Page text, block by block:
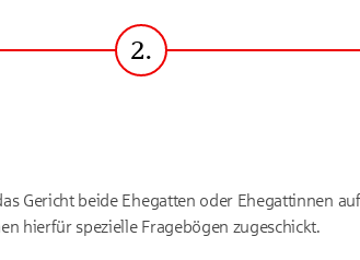
Schritt
2.
Gericht beide Ehegatten oder Ehegattinnen
hierfür spezielle Fragebögen zugeschickt.